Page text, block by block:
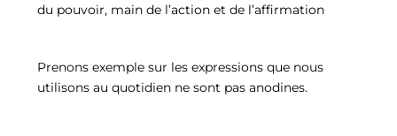
du pouvoir, main de l’action et de l’affirmation
Prenons exemple sur les expressions que nous
utilisons au quotidien ne sont pas anodines.